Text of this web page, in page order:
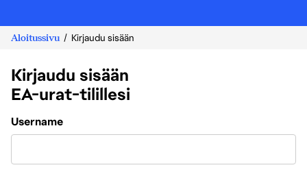
Aloitussivu Kirjaudu sisään
Kirjaudu sisään
EA-urat-tilillesi
Login
Username